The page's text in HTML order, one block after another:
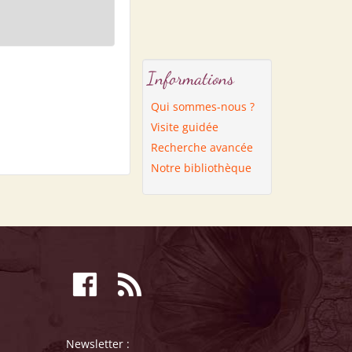
Informations
Qui sommes-nous ?
Visite guidée
Recherche avancée
Notre bibliothèque
Newsletter :